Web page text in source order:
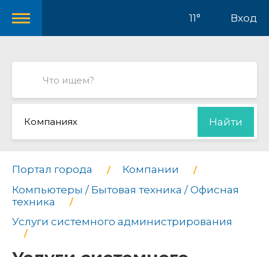
11° Вход
Компаниях Найти
Портал города
Компании
Компьютеры / Бытовая техника / Офисная
техника
Услуги системного администрирования